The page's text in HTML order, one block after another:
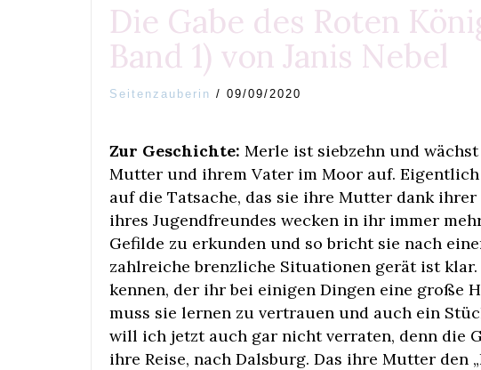
Die Gabe des Roten
Band 1) von Janis Nebel
Seitenzauberin / 09/09/2020
Zur Geschichte: Merle ist siebzehn und
Mutter und ihrem Vater im Moor auf.
auf die Tatsache, das sie ihre Mutter dank
ihres Jugendfreundes wecken in ihr immer
Gefilde zu erkunden und so bricht sie nach
zahlreiche brenzliche Situationen gerät ist
kennen, der ihr bei einigen Dingen eine große
muss sie lernen zu vertrauen und auch ein
will ich jetzt auch gar nicht verraten, denn die
ihre Reise, nach Dalsburg. Das ihre Mutter den